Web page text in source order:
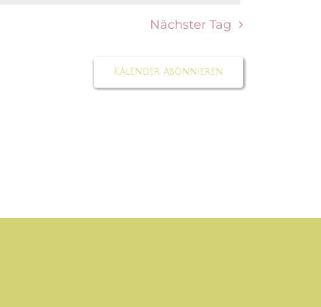
Nächster Tag
Kalender abonnieren